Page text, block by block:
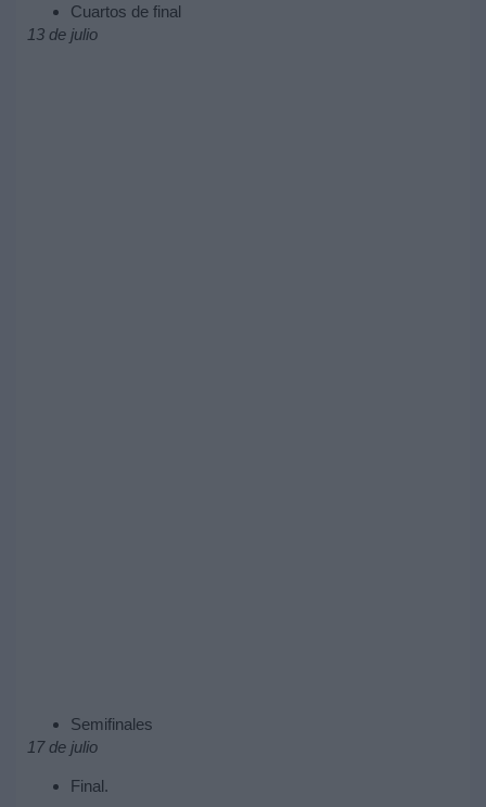
Cuartos de final
13 de julio
Semifinales
17 de julio
Final.